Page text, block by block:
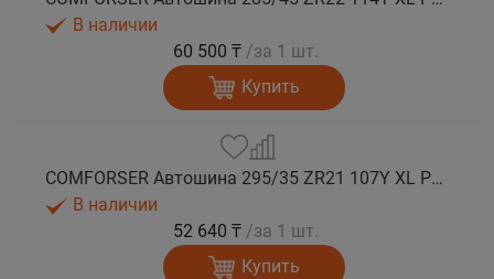
В наличии
60 500 ₸ /за 1 шт.
Купить
COMFORSER Автошина 295/35 ZR21 107Y XL PURESPEED лето
В наличии
52 640 ₸ /за 1 шт.
Купить